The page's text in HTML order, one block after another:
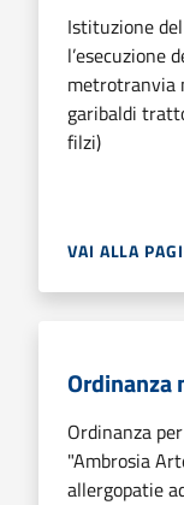
Istituzione
l’esecuzione
metrotranvia
garibaldi
filzi)
VAI ALLA
Ordinanza
Ordinanza
"Ambrosia
allergopatie